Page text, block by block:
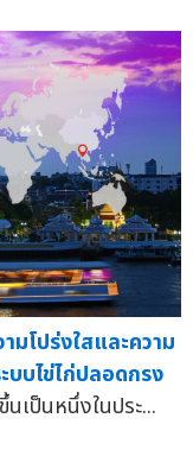
มโปร่งใสและความ
บบไข่ไก่ปลอดกรง
เป็นหนึ่งในประ...